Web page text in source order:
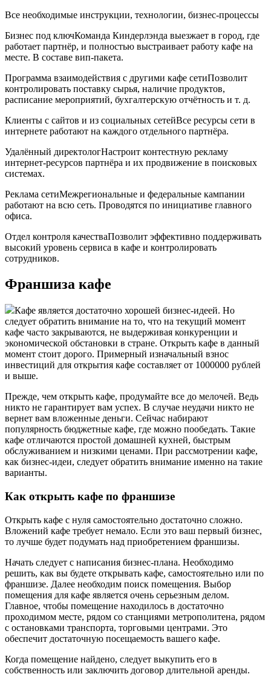
Все необходимые инструкции, технологии, бизнес-процессы
Бизнес под ключКоманда Киндерлэнда выезжает в город, где
работает партнёр, и полностью выстраивает работу кафе на
месте. В составе вип-пакета.
Программа взаимодействия с другими кафе сетиПозволит
контролировать поставку сырья, наличие продуктов,
расписание мероприятий, бухгалтерскую отчётность и т. д.
Клиенты с сайтов и из социальных сетейВсе ресурсы сети в
интернете работают на каждого отдельного партнёра.
Удалённый директологНастроит контестную рекламу
интернет-ресурсов партнёра и их продвижение в поисковых
системах.
Реклама сетиМежрегиональные и федеральные кампании
работают на всю сеть. Проводятся по инициативе главного
офиса.
Отдел контроля качестваПозволит эффективно поддерживать
высокий уровень сервиса в кафе и контролировать
сотрудников.
Франшиза кафе
Кафе является достаточно хорошей бизнес-идеей. Но
следует обратить внимание на то, что на текущий момент
кафе часто закрываются, не выдерживая конкуренции и
экономической обстановки в стране. Открыть кафе в данный
момент стоит дорого. Примерный изначальный взнос
инвестиций для открытия кафе составляет от 1000000 рублей
и выше.
Прежде, чем открыть кафе, продумайте все до мелочей. Ведь
никто не гарантирует вам успех. В случае неудачи никто не
вернет вам вложенные деньги. Сейчас набирают
популярность бюджетные кафе, где можно пообедать. Такие
кафе отличаются простой домашней кухней, быстрым
обслуживанием и низкими ценами. При рассмотрении кафе,
как бизнес-идеи, следует обратить внимание именно на такие
варианты.
Как открыть кафе по франшизе
Открыть кафе с нуля самостоятельно достаточно сложно.
Вложений кафе требует немало. Если это ваш первый бизнес,
то лучше будет подумать над приобретением франшизы.
Начать следует с написания бизнес-плана. Необходимо
решить, как вы будете открывать кафе, самостоятельно или по
франшизе. Далее необходим поиск помещения. Выбор
помещения для кафе является очень серьезным делом.
Главное, чтобы помещение находилось в достаточно
проходимом месте, рядом со станциями метрополитена, рядом
с остановками транспорта, торговыми центрами. Это
обеспечит достаточную посещаемость вашего кафе.
Когда помещение найдено, следует выкупить его в
собственность или заключить договор длительной аренды.